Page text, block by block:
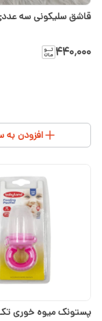
قاشق سلیکونی سه
۴۴۰٬۰۰۰
افزودن به
پستونک میوه خوری